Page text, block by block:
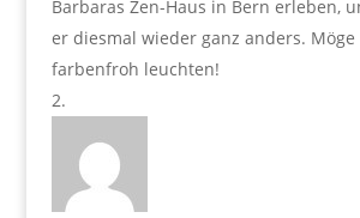
Barbaras Zen-Haus in Bern erleben,
er diesmal wieder ganz anders.
farbenfroh leuchten!